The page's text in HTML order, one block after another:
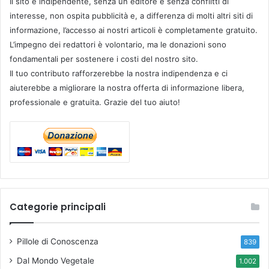
interesse, non ospita pubblicità e, a differenza di molti altri siti di
informazione, l’accesso ai nostri articoli è completamente gratuito.
L’impegno dei redattori è volontario, ma le donazioni sono
fondamentali per sostenere i costi del nostro sito.
Il tuo contributo rafforzerebbe la nostra indipendenza e ci
aiuterebbe a migliorare la nostra offerta di informazione libera,
professionale e gratuita. Grazie del tuo aiuto!
Categorie principali
Pillole di Conoscenza 839
Dal Mondo Vegetale 1.002